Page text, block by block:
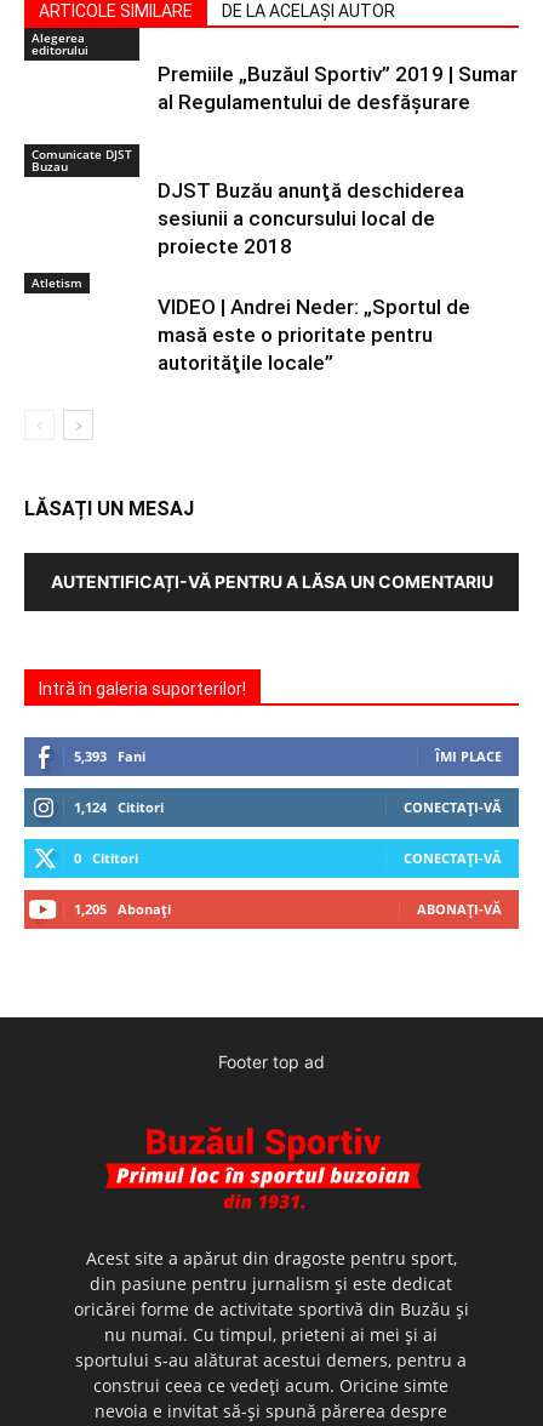
ARTICOLE SIMILARE DE LA ACELAȘI AUTOR
Alegerea
editorului
Premiile „Buzăul Sportiv” 2019 | Sumar
al Regulamentului de desfășurare
Comunicate DJST
Buzau
DJST Buzău anunţă deschiderea
sesiunii a concursului local de
proiecte 2018
Atletism
VIDEO | Andrei Neder: „Sportul de
masă este o prioritate pentru
autorităţile locale”
LĂSAȚI UN MESAJ
AUTENTIFICAȚI-VĂ PENTRU A LĂSA UN COMENTARIU
Intră în galeria suporterilor!
5,393 Fani ÎMI PLACE
1,124 Cititori CONECTAȚI-VĂ
0 Cititori CONECTAȚI-VĂ
1,205 Abonați ABONAȚI-VĂ
Footer top ad
Acest site a apărut din dragoste pentru sport,
din pasiune pentru jurnalism şi este dedicat
oricărei forme de activitate sportivă din Buzău şi
nu numai. Cu timpul, prieteni ai mei şi ai
sportului s-au alăturat acestui demers, pentru a
construi ceea ce vedeţi acum. Oricine simte
nevoia e invitat să-şi spună părerea despre